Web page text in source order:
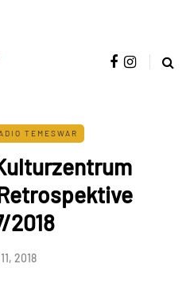
TEMESWAR
2018
2018